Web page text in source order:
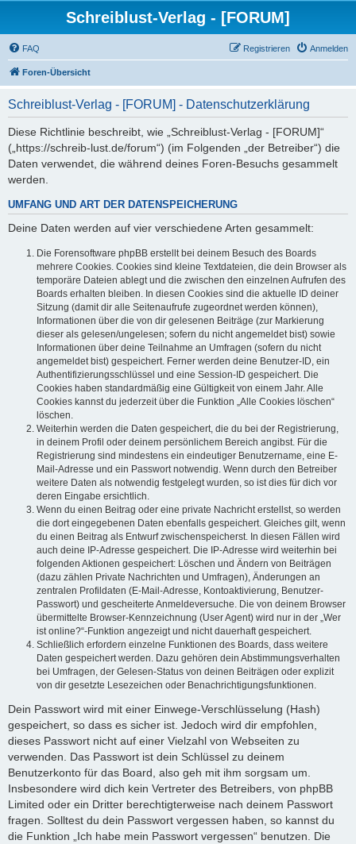
Schreiblust-Verlag - [FORUM]
FAQ Anmelden
Registrieren
Foren-Übersicht
Schreiblust-Verlag - [FORUM] - Datenschutzerklärung
Diese Richtlinie beschreibt, wie „Schreiblust-Verlag - [FORUM]“
(„https://schreib-lust.de/forum“) (im Folgenden „der Betreiber“) die
Daten verwendet, die während deines Foren-Besuchs gesammelt
werden.
UMFANG UND ART DER DATENSPEICHERUNG
Deine Daten werden auf vier verschiedene Arten gesammelt:
Die Forensoftware phpBB erstellt bei deinem Besuch des Boards
mehrere Cookies. Cookies sind kleine Textdateien, die dein Browser als
temporäre Dateien ablegt und die zwischen den einzelnen Aufrufen des
Boards erhalten bleiben. In diesen Cookies sind die aktuelle ID deiner
Sitzung (damit dir alle Seitenaufrufe zugeordnet werden können),
Informationen über die von dir gelesenen Beiträge (zur Markierung
dieser als gelesen/ungelesen; sofern du nicht angemeldet bist) sowie
Informationen über deine Teilnahme an Umfragen (sofern du nicht
angemeldet bist) gespeichert. Ferner werden deine Benutzer-ID, ein
Authentifizierungsschlüssel und eine Session-ID gespeichert. Die
Cookies haben standardmäßig eine Gültigkeit von einem Jahr. Alle
Cookies kannst du jederzeit über die Funktion „Alle Cookies löschen“
löschen.
Weiterhin werden die Daten gespeichert, die du bei der Registrierung,
in deinem Profil oder deinem persönlichem Bereich angibst. Für die
Registrierung sind mindestens ein eindeutiger Benutzername, eine E-
Mail-Adresse und ein Passwort notwendig. Wenn durch den Betreiber
weitere Daten als notwendig festgelegt wurden, so ist dies für dich vor
deren Eingabe ersichtlich.
Wenn du einen Beitrag oder eine private Nachricht erstellst, so werden
die dort eingegebenen Daten ebenfalls gespeichert. Gleiches gilt, wenn
du einen Beitrag als Entwurf zwischenspeicherst. In diesen Fällen wird
auch deine IP-Adresse gespeichert. Die IP-Adresse wird weiterhin bei
folgenden Aktionen gespeichert: Löschen und Ändern von Beiträgen
(dazu zählen Private Nachrichten und Umfragen), Änderungen an
zentralen Profildaten (E-Mail-Adresse, Kontoaktivierung, Benutzer-
Passwort) und gescheiterte Anmeldeversuche. Die von deinem Browser
übermittelte Browser-Kennzeichnung (User Agent) wird nur in der „Wer
ist online?“-Funktion angezeigt und nicht dauerhaft gespeichert.
Schließlich erfordern einzelne Funktionen des Boards, dass weitere
Daten gespeichert werden. Dazu gehören dein Abstimmungsverhalten
bei Umfragen, der Gelesen-Status von deinen Beiträgen oder explizit
von dir gesetzte Lesezeichen oder Benachrichtigungsfunktionen.
Dein Passwort wird mit einer Einwege-Verschlüsselung (Hash)
gespeichert, so dass es sicher ist. Jedoch wird dir empfohlen,
dieses Passwort nicht auf einer Vielzahl von Webseiten zu
verwenden. Das Passwort ist dein Schlüssel zu deinem
Benutzerkonto für das Board, also geh mit ihm sorgsam um.
Insbesondere wird dich kein Vertreter des Betreibers, von phpBB
Limited oder ein Dritter berechtigterweise nach deinem Passwort
fragen. Solltest du dein Passwort vergessen haben, so kannst du
die Funktion „Ich habe mein Passwort vergessen“ benutzen. Die